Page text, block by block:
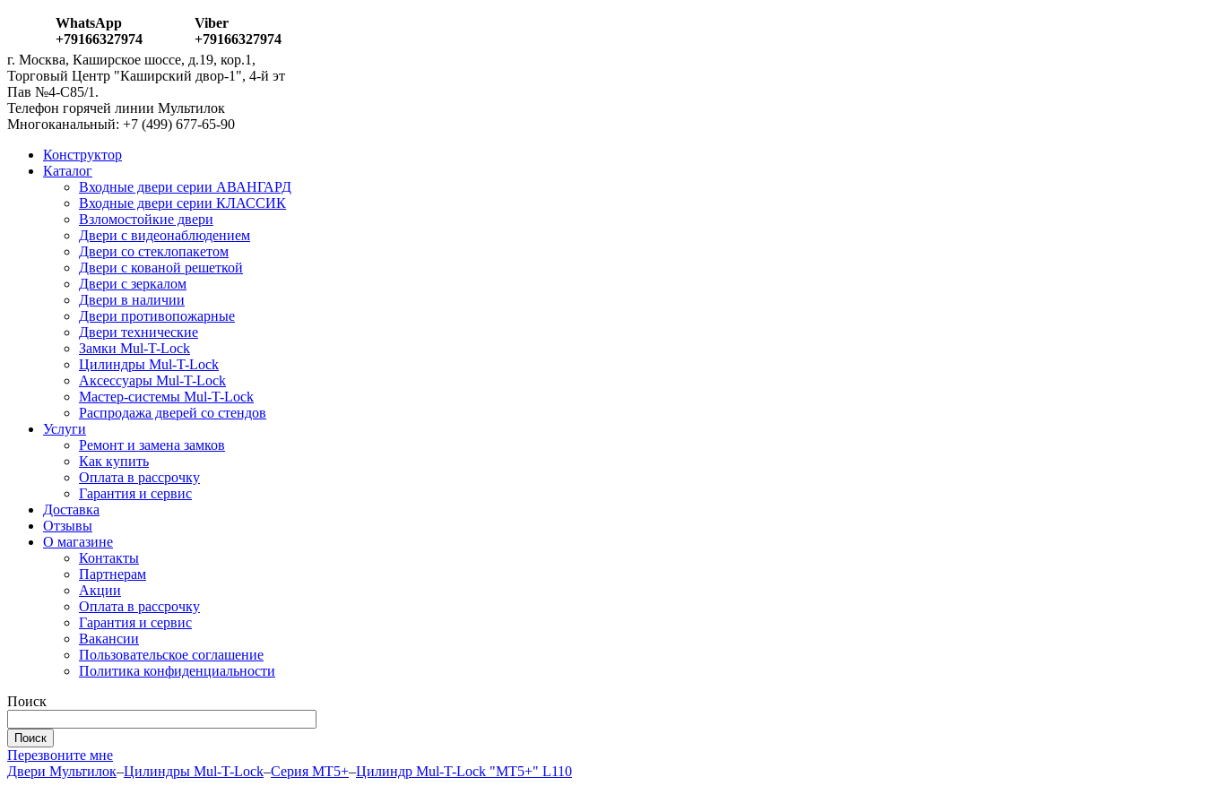
WhatsApp
+79166327974
Viber
+79166327974
г. Москва, Каширское шоссе, д.19, кор.1,
Торговый Центр "Каширский двор-1", 4-й эт
Пав №4-С85/1.
Телефон горячей линии Мультилок
Многоканальный: ‎+7 (499) 677-65-90
Конструктор
Каталог
Входные двери серии АВАНГАРД
Входные двери серии КЛАССИК
Взломостойкие двери
Двери с видеонаблюдением
Двери со стеклопакетом
Двери с кованой решеткой
Двери с зеркалом
Двери в наличии
Двери противопожарные
Двери технические
Замки Mul-T-Lock
Цилиндры Mul-T-Lock
Аксессуары Mul-T-Lock
Мастер-системы Mul-T-Lock
Распродажа дверей со стендов
Услуги
Ремонт и замена замков
Как купить
Оплата в рассрочку
Гарантия и сервис
Доставка
Отзывы
О магазине
Контакты
Партнерам
Акции
Оплата в рассрочку
Гарантия и сервис
Вакансии
Пользовательское соглашение
Политика конфиденциальности
Поиск
Перезвоните мне
Двери Мультилок–Цилиндры Mul-T-Lock–Серия MT5+–Цилиндр Mul-T-Lock "MT5+" L110